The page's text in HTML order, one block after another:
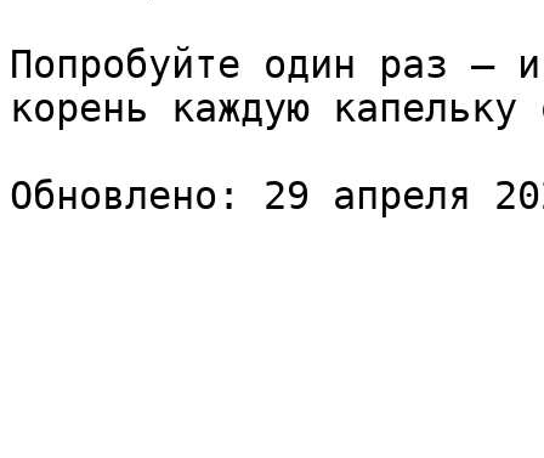
Попробуйте один раз —
корень каждую